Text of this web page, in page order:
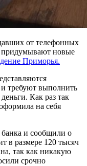
от телефонных
придумывают новые
Приморья.
требуют выполнить
Как раз так
на себя
и сообщили о
в размере 120 тысяч
так как никакую
срочно